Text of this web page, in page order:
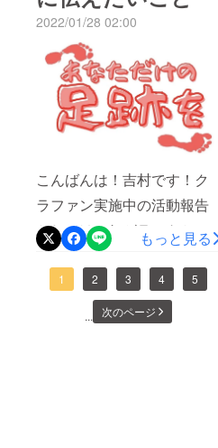
オン ネグラ)名古屋市中区橘
1-24-2 ガレージ2階参加費：
社会人3,000円 / 学生1,000円
人数：50～70名（うち支援
者様15名をご招待）※会場の
都合上、支援者の皆さま全
員をご招待できず申し訳あ
りません。タイムスケ
ジュール第1部18:00 受付開
始18:30 開会18:40 吉村のこ
ム19:15 企画①19:55 吉村の
これから20:05 第1部閉幕第
お話させて頂ければと思い
ます。今後とも、よろしく
お願いいたします。
の軽めのお弁当をご用意し
て、沢山交流ができればと
思っておりますので、よろ
しくお願いいたします！そ
して、三日ほど前からよう
おります。リターンごとに
配送をしておりますので、
お届けする日時が人によっ
て前後してしまいますが、
ご了承ください。また、リ
ターンの配送が落ち着きま
ただけると嬉しいです！一
点目はとうとう靴下の量産
が終わりました！ここから
自宅に靴下を持ってきて、
梱包の作業を行います！来
月中には、皆様の靴下の梱
包を終え、配送の手続きま
でやらせていただこうと
思っております。4月後半〜
5月頭には皆様のお手元にお
届けできるように、準備し
て参ります。また発送が完
了しましたら、ご報告をさ
2022/01/28 02:00
こんばんは！吉村です！ク
ラファン実施中の活動報告
としてはこれがラストかな
という予定です。そして、
本日クラウドファンディン
グの目標金額を達成させる
もっと見る
1 2 3 4 5
... 次のページ